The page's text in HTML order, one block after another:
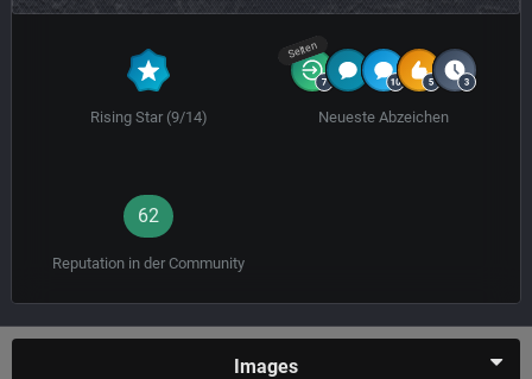
Rising Star (9/14)
Selten
Neueste Abzeichen
62
Reputation in der Community
Images